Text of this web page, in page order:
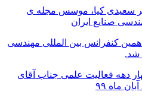
سعیدی کیا، موسس مجله ی
صنایع ایران
کنفرانس بین المللی مهندسی
دهه فعالیت علمی جناب آقای